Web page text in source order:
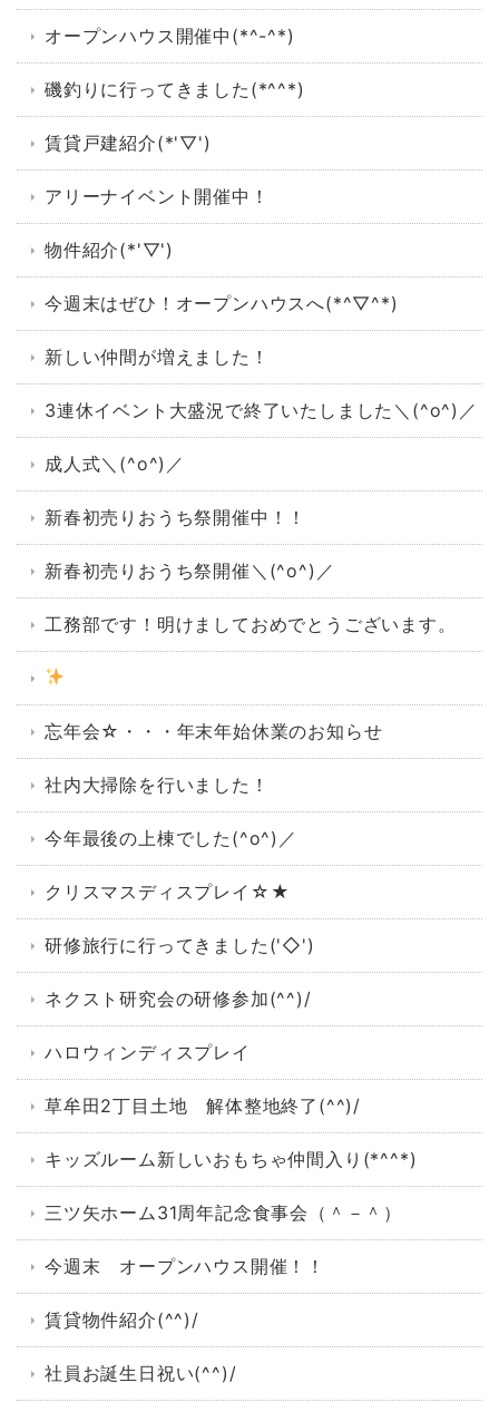
オープンハウス開催中(*^-^*)
磯釣りに行ってきました(*^^*)
賃貸戸建紹介(*'▽')
アリーナイベント開催中！
物件紹介(*'▽')
今週末はぜひ！オープンハウスへ(*^▽^*)
新しい仲間が増えました！
3連休イベント大盛況で終了いたしました＼(^o^)／
成人式＼(^o^)／
新春初売りおうち祭開催中！！
新春初売りおうち祭開催＼(^o^)／
工務部です！明けましておめでとうございます。
忘年会☆・・・年末年始休業のお知らせ
社内大掃除を行いました！
今年最後の上棟でした(^o^)／
クリスマスディスプレイ☆★
研修旅行に行ってきました('◇')ゞ
ネクスト研究会の研修参加(^^)/
ハロウィンディスプレイ
草牟田2丁目土地 解体整地終了(^^)/
キッズルーム新しいおもちゃ仲間入り(*^^*)
三ツ矢ホーム31周年記念食事会（＾－＾）
今週末 オープンハウス開催！！
賃貸物件紹介(^^)/
社員お誕生日祝い(^^)/